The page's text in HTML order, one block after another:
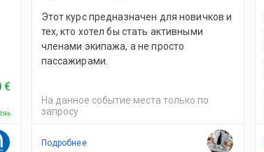
€
Этот курс предназначен для новичков и
тех, кто хотел бы стать активными
членами экипажа, а не просто
пассажирами.
На данное событие места только по
запросу
Подробнее